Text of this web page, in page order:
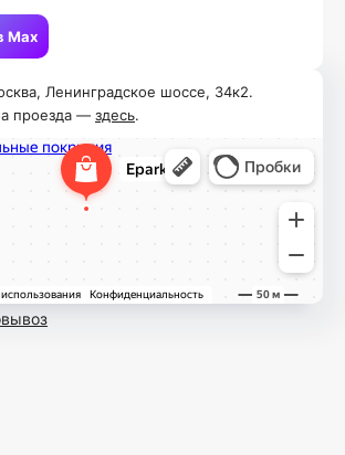
Ленинградское шоссе, 34к2.
проезда — здесь.
Мах